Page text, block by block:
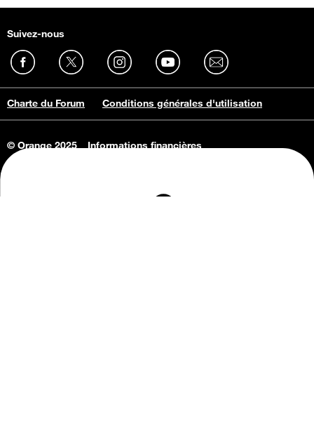
Suivez-nous
Charte du Forum Conditions générales d'utilisation
© Orange 2025
Informations financières